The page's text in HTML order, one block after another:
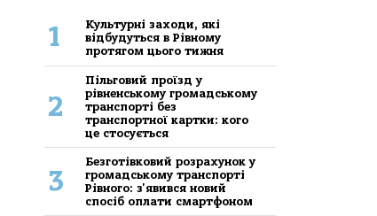
1
Культурні заходи, які
відбудуться в Рівному
протягом цього тижня
2
Пільговий проїзд у
рівненському громадському
транспорті без
транспортної картки: кого
це стосується
3
Безготівковий розрахунок у
громадському транспорті
Рівного: з'явився новий
спосіб оплати смартфоном